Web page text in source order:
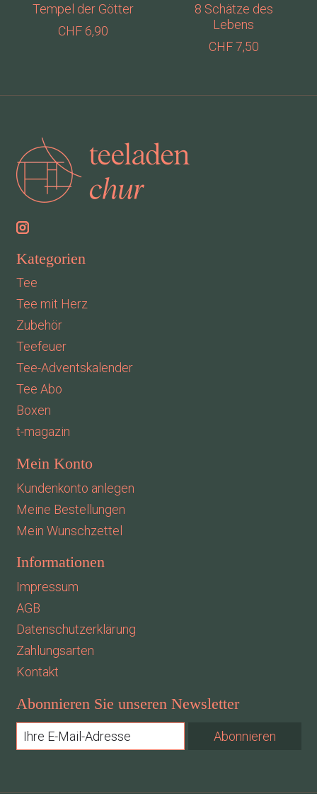
Tempel der Götter
CHF 6,90
8 Schätze des
Lebens
CHF 7,50
Kategorien
Tee
Tee mit Herz
Zubehör
Teefeuer
Tee-Adventskalender
Tee Abo
Boxen
t-magazin
Mein Konto
Kundenkonto anlegen
Meine Bestellungen
Mein Wunschzettel
Informationen
Impressum
AGB
Datenschutzerklärung
Zahlungsarten
Kontakt
Abonnieren Sie unseren Newsletter
Abonnieren